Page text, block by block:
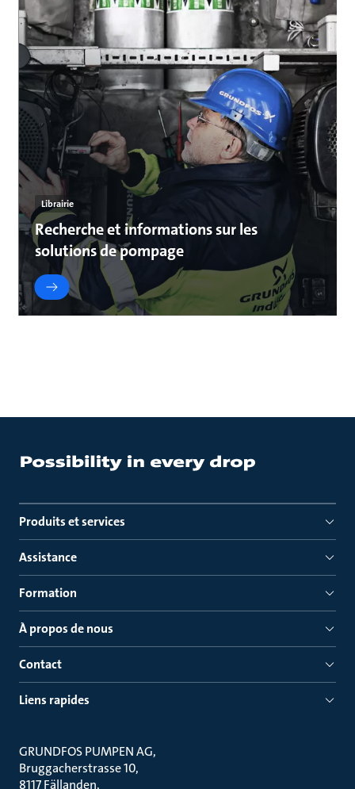
Librairie
Recherche et informations sur les
solutions de pompage
Produits et services
Assistance
Formation
À propos de nous
Contact
Liens rapides
GRUNDFOS PUMPEN AG
Bruggacherstrasse 10
8117 Fällanden